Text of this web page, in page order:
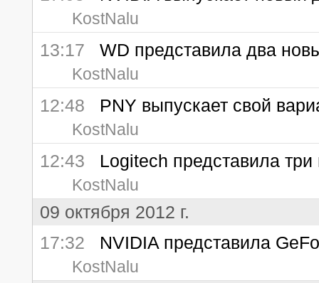
KostNalu
13:17 WD представила два
KostNalu
12:48 PNY выпускает свой
KostNalu
12:43 Logitech представила
KostNalu
09 октября 2012 г.
17:32 NVIDIA представила
KostNalu